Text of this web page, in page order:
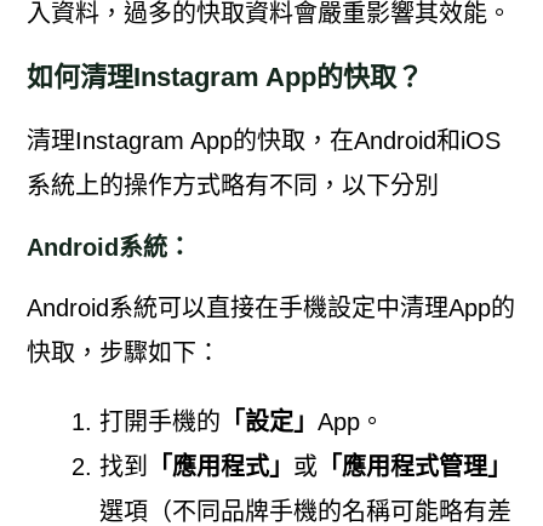
入資料，過多的快取資料會嚴重影響其效能。
如何清理Instagram App的快取？
清理Instagram App的快取，在Android和iOS
系統上的操作方式略有不同，以下分別
Android系統：
Android系統可以直接在手機設定中清理App的
快取，步驟如下：
打開手機的 「設定」 App。
找到
「應用程式」 或「應用程式管理」
選項（不同品牌手機的名稱可能略有差